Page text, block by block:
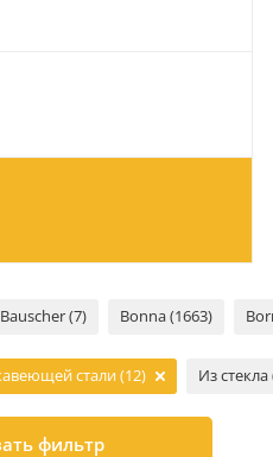
Bauscher (7) Bonna (1663)
стали (12) Из стекла
фильтр